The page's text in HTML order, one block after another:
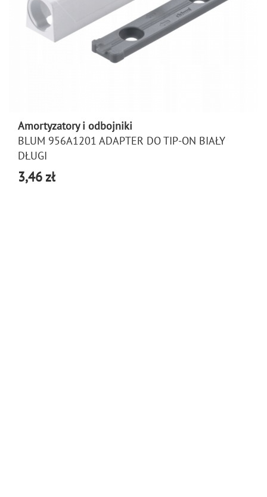
Amortyzatory i odbojniki
BLUM 956A1201 ADAPTER DO TIP-ON BIAŁY
DŁUGI
3,46 zł